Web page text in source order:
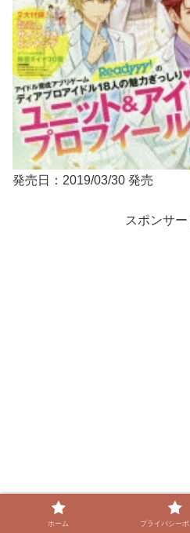
発売日：2019/03/30 発売
スポンサー
ホーム プライバシー